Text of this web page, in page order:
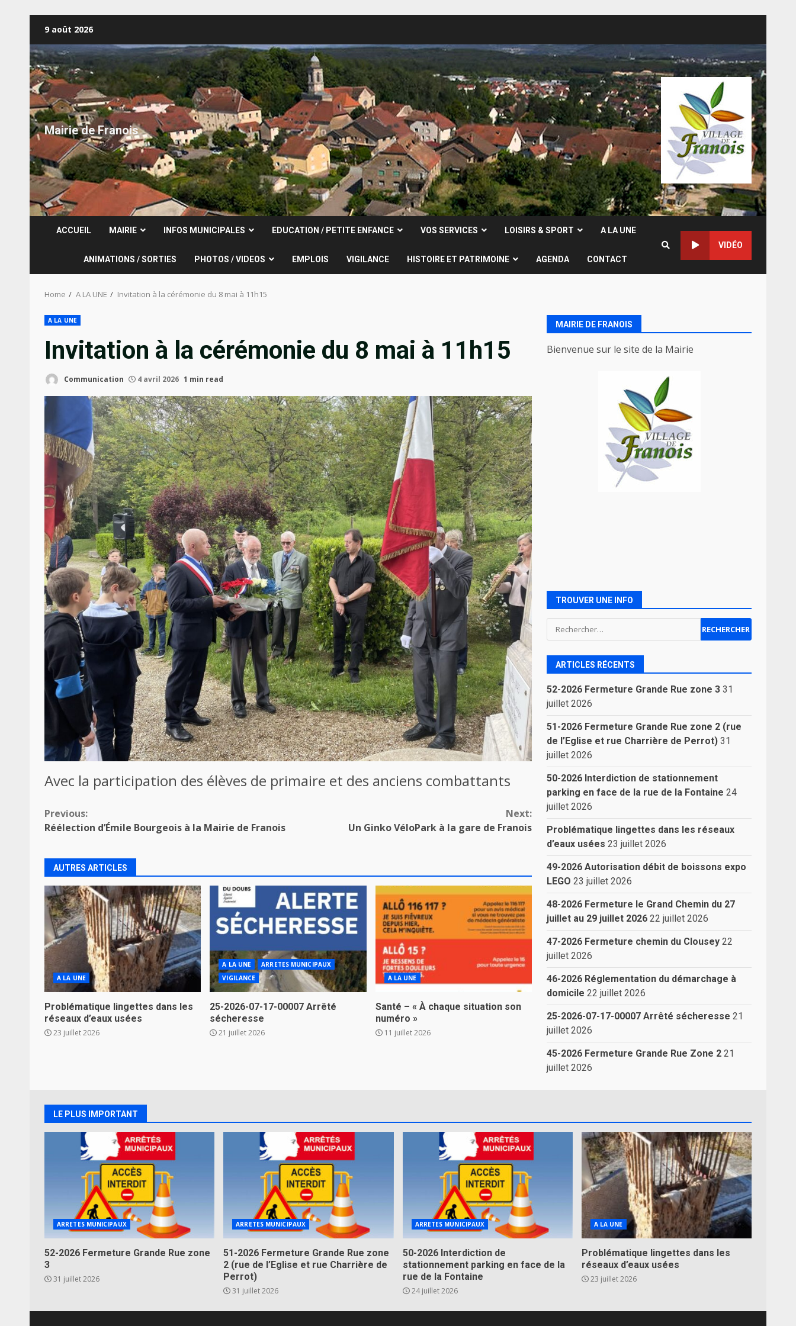
content
9 août 2026
Mairie de Franois
ACCUEIL MAIRIE INFOS MUNICIPALES EDUCATION / PETITE ENFANCE VOS SERVICES LOISIRS & SPORT A LA UNE
ANIMATIONS / SORTIES PHOTOS / VIDEOS EMPLOIS VIGILANCE HISTOIRE ET PATRIMOINE AGENDA CONTACT
VIDÉO
Home A LA UNE Invitation à la cérémonie du 8 mai à 11h15
A LA UNE
Invitation à la cérémonie du 8 mai à 11h15
Communication 4 avril 2026 1 min read
Avec la participation des élèves de primaire et des anciens combattants
Continue
Previous:
Réélection d’Émile Bourgeois à la Mairie de Franois
Next:
Un Ginko VéloPark à la gare de Franois
AUTRES ARTICLES
A LA UNE
Problématique lingettes dans les
réseaux d’eaux usées
23 juillet 2026
A LA UNE
ARRETES MUNICIPAUX
VIGILANCE
25-2026-07-17-00007 Arrêté
sécheresse
21 juillet 2026
A LA UNE
Santé – « À chaque situation son
numéro »
11 juillet 2026
MAIRIE DE FRANOIS
Bienvenue sur le site de la Mairie
TROUVER UNE INFO
Rechercher :
ARTICLES RÉCENTS
52-2026 Fermeture Grande Rue zone 3 31
juillet 2026
51-2026 Fermeture Grande Rue zone 2 (rue
de l’Eglise et rue Charrière de Perrot) 31
juillet 2026
50-2026 Interdiction de stationnement
parking en face de la rue de la Fontaine 24
juillet 2026
Problématique lingettes dans les réseaux
d’eaux usées 23 juillet 2026
49-2026 Autorisation débit de boissons expo
LEGO 23 juillet 2026
48-2026 Fermeture le Grand Chemin du 27
juillet au 29 juillet 2026 22 juillet 2026
47-2026 Fermeture chemin du Clousey 22
juillet 2026
46-2026 Réglementation du démarchage à
domicile 22 juillet 2026
25-2026-07-17-00007 Arrêté sécheresse 21
juillet 2026
45-2026 Fermeture Grande Rue Zone 2 21
juillet 2026
LE PLUS IMPORTANT
ARRETES MUNICIPAUX
52-2026 Fermeture Grande Rue zone
3
31 juillet 2026
ARRETES MUNICIPAUX
51-2026 Fermeture Grande Rue zone
2 (rue de l’Eglise et rue Charrière de
Perrot)
31 juillet 2026
ARRETES MUNICIPAUX
50-2026 Interdiction de
stationnement parking en face de la
rue de la Fontaine
24 juillet 2026
A LA UNE
Problématique lingettes dans les
réseaux d’eaux usées
23 juillet 2026